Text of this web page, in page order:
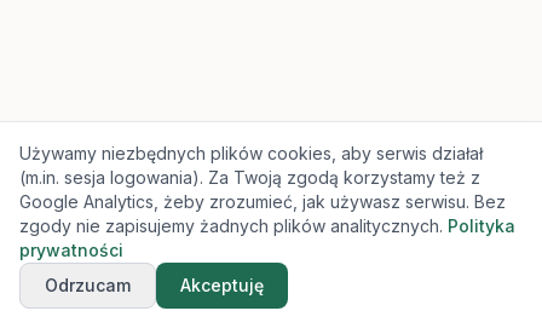
Używamy niezbędnych plików cookies, aby serwis działał
(m.in. sesja logowania). Za Twoją zgodą korzystamy też z
Google Analytics, żeby zrozumieć, jak używasz serwisu. Bez
zgody nie zapisujemy żadnych plików analitycznych. Polityka
prywatności
Odrzucam
Akceptuję